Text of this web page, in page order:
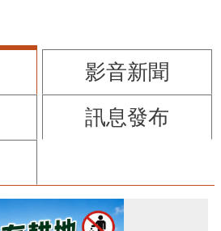
影音新聞
訊息發布